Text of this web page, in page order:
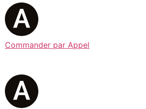
Commander par Appel